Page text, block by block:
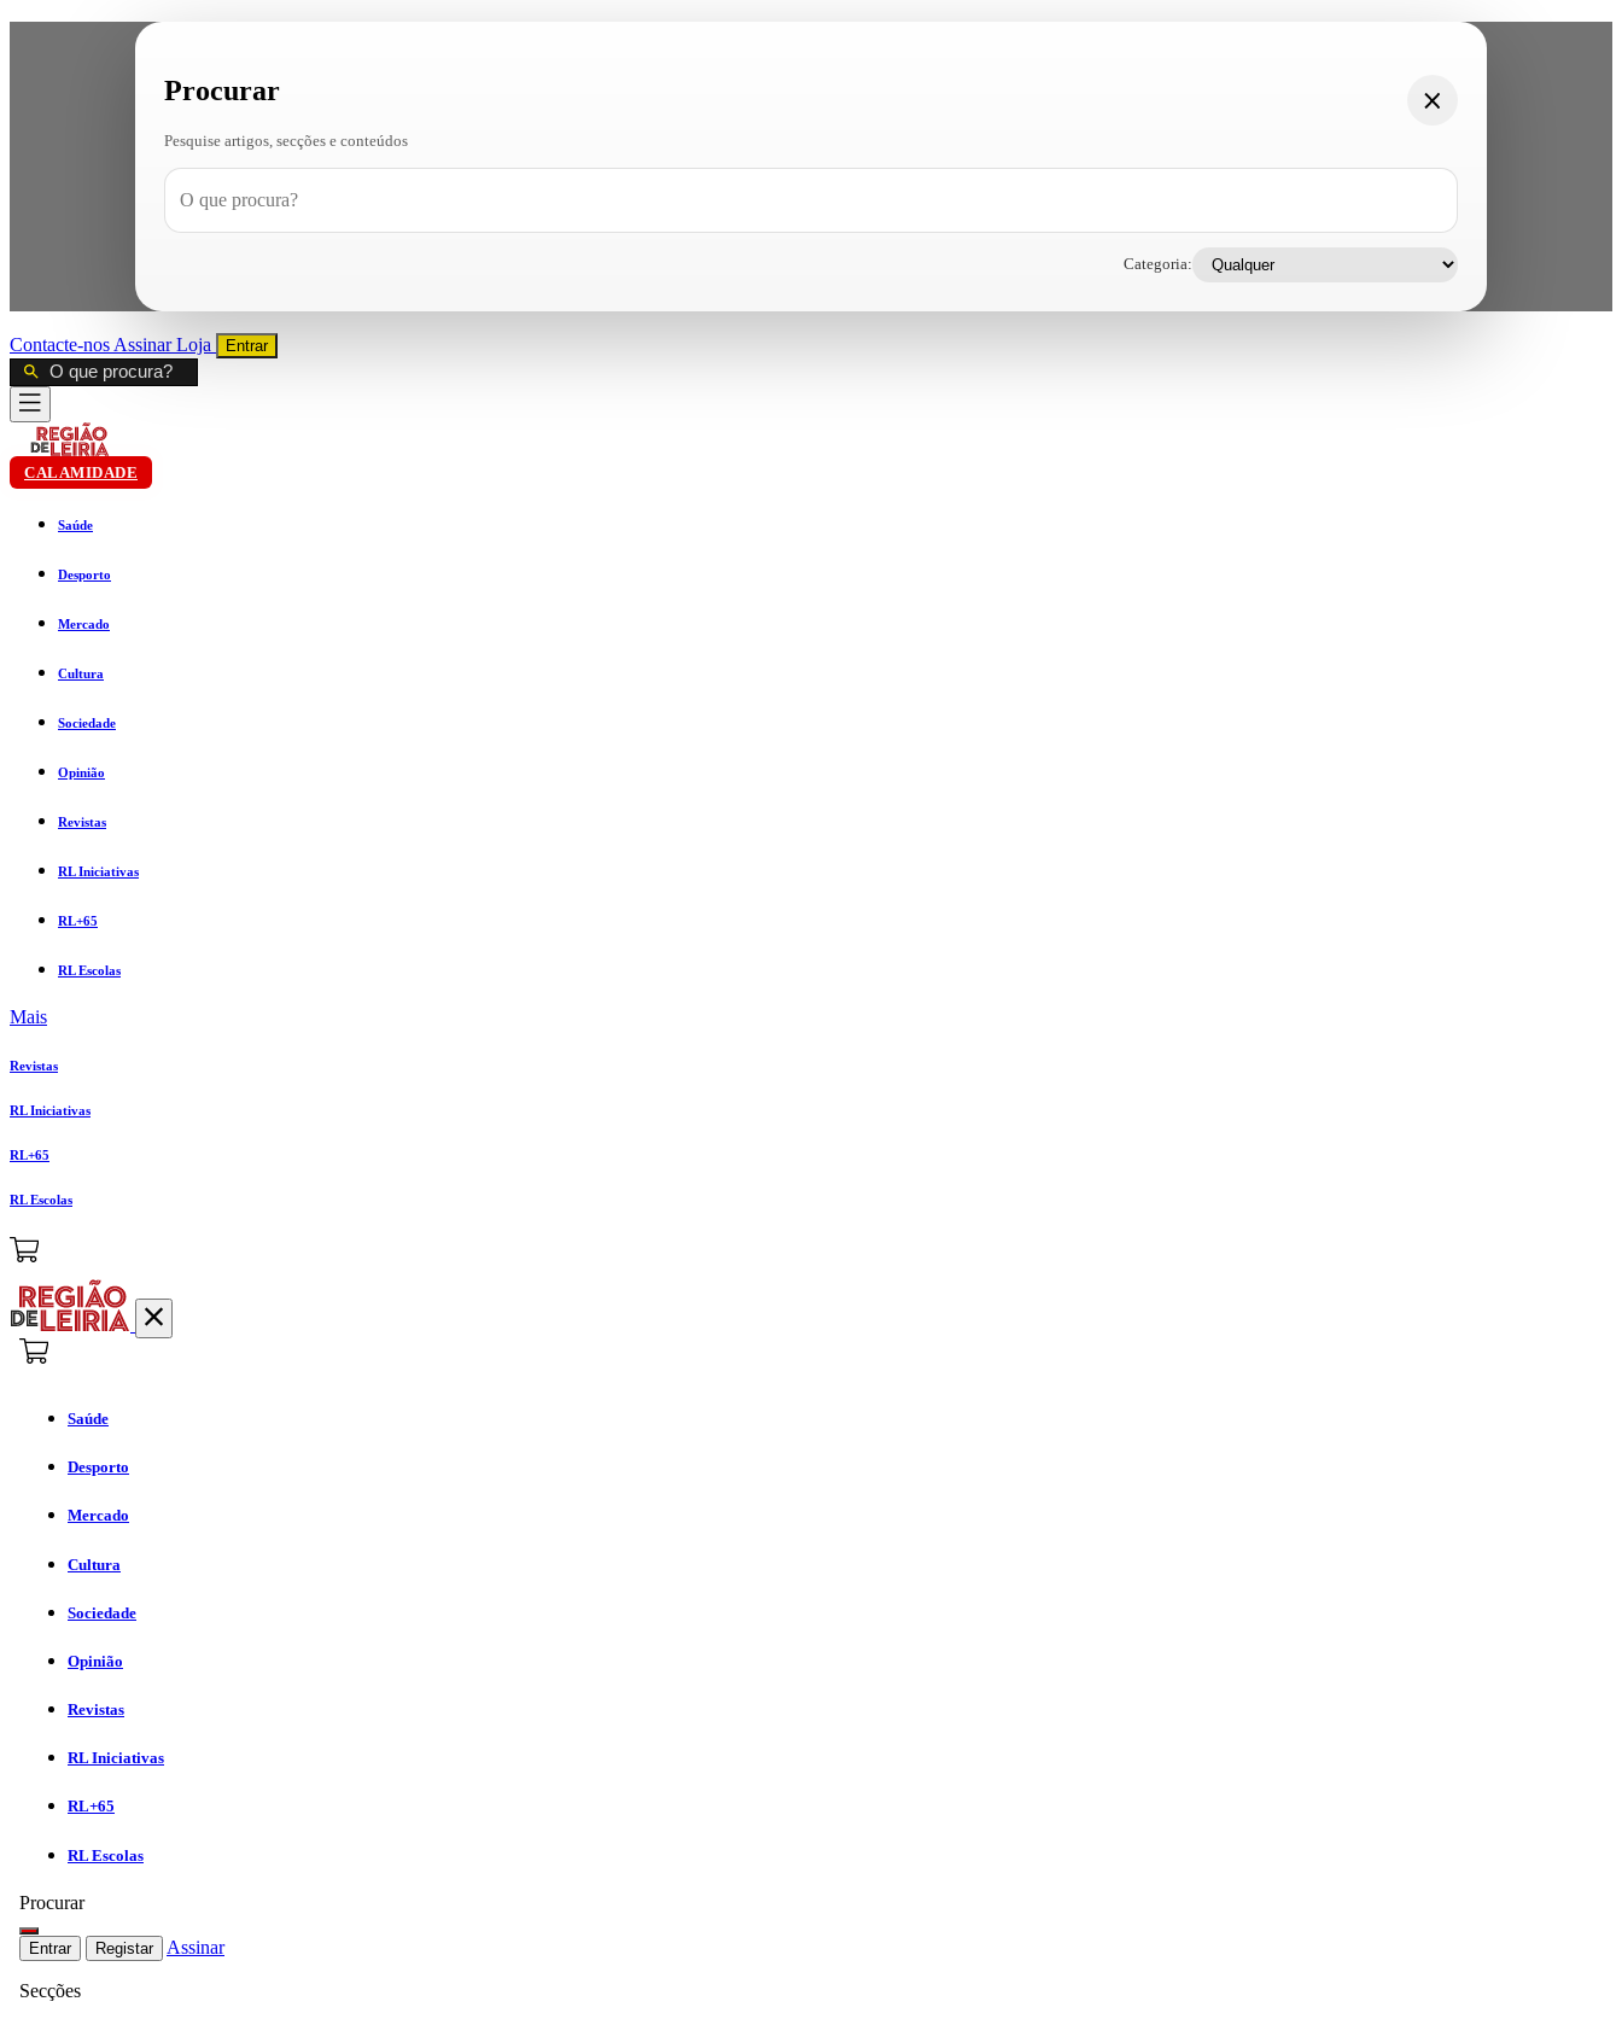
Procurar
Pesquise artigos, secções e conteúdos
Categoria:
Contacte-nos AssinarLoja Entrar
CALAMIDADE
Saúde
Desporto
Mercado
Cultura
Sociedade
Opinião
Revistas
RL Iniciativas
RL+65
RL Escolas
Mais
Revistas
RL Iniciativas
RL+65
RL Escolas
Saúde
Desporto
Mercado
Cultura
Sociedade
Opinião
Revistas
RL Iniciativas
RL+65
RL Escolas
Procurar
Entrar Registar Assinar
Secções